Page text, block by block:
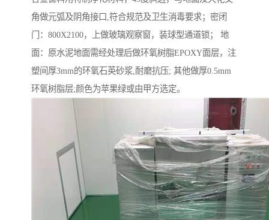
角做元弧及阴角接口,符合规范及卫生消毒要求；密闭
门：800X2100，上做玻璃观察窗，装球型通道锁； 地
面：原水泥地面需经处理后做环氧树脂EPOXY面层，注
塑间厚3mm的环氧石英砂浆,耐磨抗压; 其他做厚0.5mm
环氧树脂层;颜色为苹果绿或由甲方选定。